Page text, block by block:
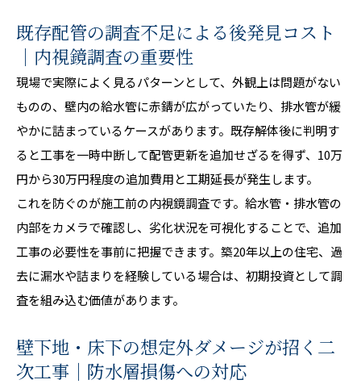
既存配管の調査不足による後発見コスト
｜内視鏡調査の重要性
現場で実際によく見るパターンとして、外観上は問題がない
ものの、壁内の給水管に赤錆が広がっていたり、排水管が緩
やかに詰まっているケースがあります。既存解体後に判明す
ると工事を一時中断して配管更新を追加せざるを得ず、10万
円から30万円程度の追加費用と工期延長が発生します。
これを防ぐのが施工前の内視鏡調査です。給水管・排水管の
内部をカメラで確認し、劣化状況を可視化することで、追加
工事の必要性を事前に把握できます。築20年以上の住宅、過
去に漏水や詰まりを経験している場合は、初期投資として調
査を組み込む価値があります。
壁下地・床下の想定外ダメージが招く二
次工事｜防水層損傷への対応